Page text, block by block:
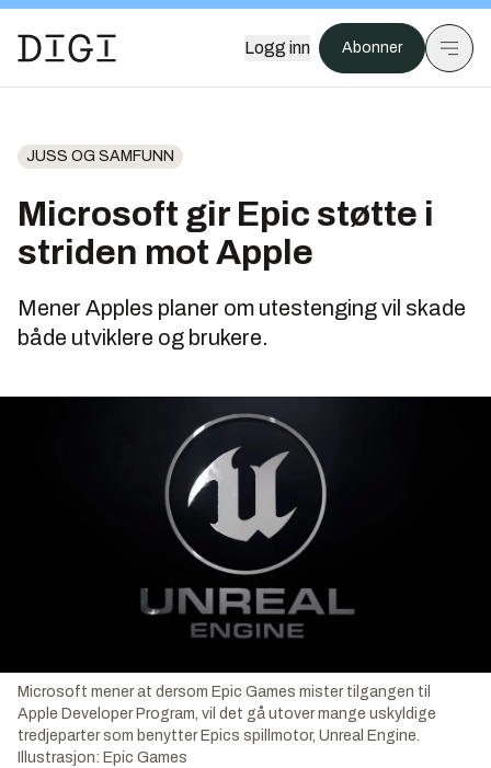
Logg inn Abonner
JUSS OG SAMFUNN
Microsoft gir Epic støtte i
striden mot Apple
Mener Apples planer om utestenging vil skade
både utviklere og brukere.
Microsoft mener at dersom Epic Games mister tilgangen til
Apple Developer Program, vil det gå utover mange uskyldige
tredjeparter som benytter Epics spillmotor, Unreal Engine.
Illustrasjon: Epic Games